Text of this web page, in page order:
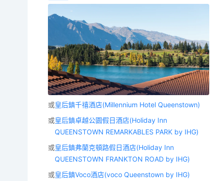
或皇后鎮千禧酒店(Millennium Hotel Queenstown)
或皇后鎮卓越公園假日酒店(Holiday Inn
QUEENSTOWN REMARKABLES PARK by IHG)
或皇后鎮弗蘭克頓路假日酒店(Holiday Inn
QUEENSTOWN FRANKTON ROAD by IHG)
或皇后鎮Voco酒店(voco Queenstown by IHG)